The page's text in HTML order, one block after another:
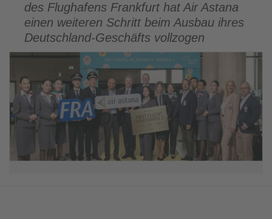
Tourismus
los
ist!
des Flughafens Frankfurt hat Air Astana
einen weiteren Schritt beim Ausbau ihres
Deutschland-Geschäfts vollzogen